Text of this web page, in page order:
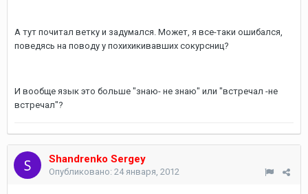
А тут почитал ветку и задумался. Может, я все-таки ошибался,
поведясь на поводу у похихикивавших сокурсниц?
И вообще язык это больше "знаю- не знаю" или "встречал -не
встречал"?
Shandrenko Sergey
Опубликовано: 24 января, 2012